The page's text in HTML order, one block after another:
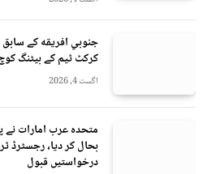
جنوبي افريقه کے
کرکٹ ٹیم کے بیٹنگ
اگست 4, 2026
متحدہ عرب امارات نے
بحال کر دیا، رجسٹرڈ
درخواستیں قبول